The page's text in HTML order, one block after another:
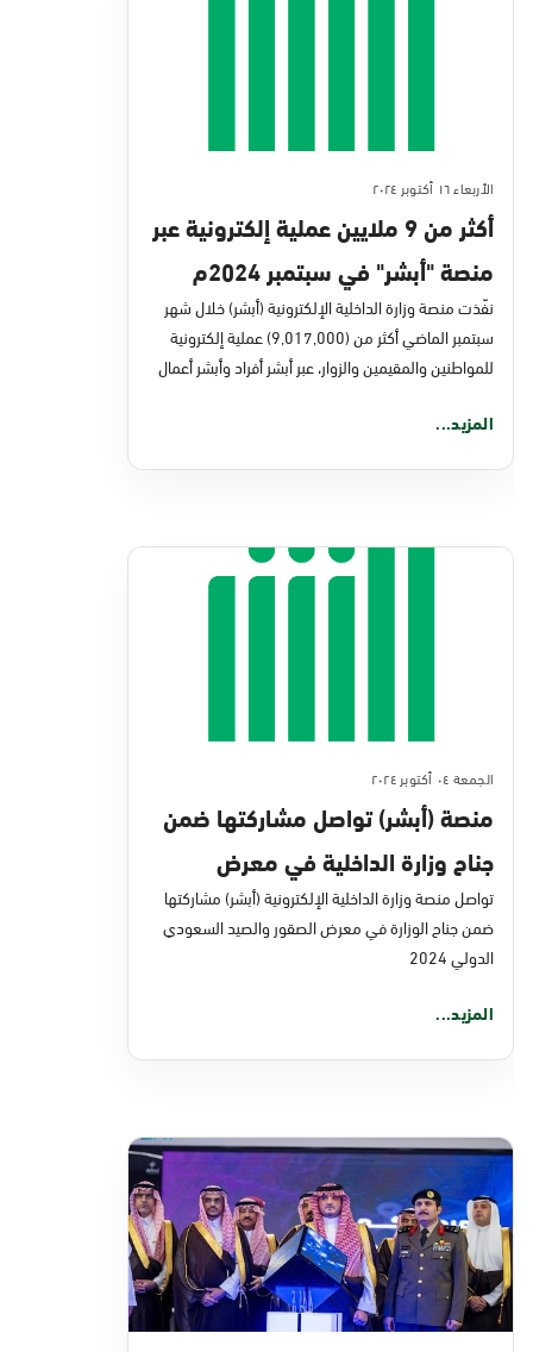
الأربعاء ١٦ أكتوبر ٢٠٢٤
أكثر من 9 ملايين عملية إلكترونية عبر
منصة "أبشر" في سبتمبر 2024م
نفّذت منصة وزارة الداخلية الإلكترونية (أبشر) خلال شهر
سبتمبر الماضي أكثر من (9,017,000) عملية إلكترونية
للمواطنين والمقيمين والزوار، عبر أبشر أفراد وأبشر أعمال
المزيد...
الجمعة ٠٤ أكتوبر ٢٠٢٤
منصة (أبشر) تواصل مشاركتها ضمن
جناح وزارة الداخلية في معرض
الصقور والصيد السعودي الدولي
2024 بمَلْهَم
تواصل منصة وزارة الداخلية الإلكترونية (أبشر) مشاركتها
ضمن جناح الوزارة في معرض الصقور والصيد السعودي
الدولي 2024
المزيد...